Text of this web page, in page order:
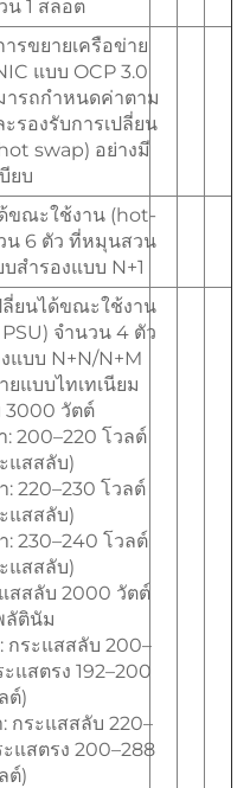
น 1 สลอต
รขยายเครือข่าย
แบบ OCP 3.0
ารถกำหนดค่าตาม
รองรับการเปลี่ยน
swap) อย่างมี
ยบ
ขณะใช้งาน (hot-
น 6 ตัว ที่หมุนสวน
สำรองแบบ N+1
ลี่ยนได้ขณะใช้งาน
จำนวน 4 ตัว
แบบ N+N/N+M
ยแบบไทเทเนียม
3000 วัตต์
: 200–220 โวลต์
แสสลับ)
: 220–230 โวลต์
แสสลับ)
: 230–240 โวลต์
แสสลับ)
สสลับ 2000 วัตต์
ลัตินัม
กระแสสลับ 200–
แสตรง 192–200
ต์)
กระแสสลับ 220–
แสตรง 200–288
ต์)